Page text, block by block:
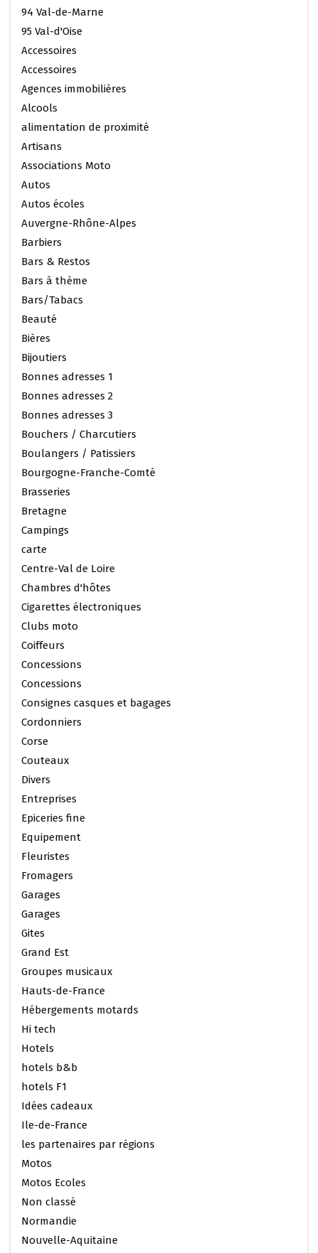
94 Val-de-Marne
95 Val-d'Oise
Accessoires
Accessoires
Agences immobilières
Alcools
alimentation de proximité
Artisans
Associations Moto
Autos
Autos écoles
Auvergne-Rhône-Alpes
Barbiers
Bars & Restos
Bars à thème
Bars/Tabacs
Beauté
Bières
Bijoutiers
Bonnes adresses 1
Bonnes adresses 2
Bonnes adresses 3
Bouchers / Charcutiers
Boulangers / Patissiers
Bourgogne-Franche-Comté
Brasseries
Bretagne
Campings
carte
Centre-Val de Loire
Chambres d'hôtes
Cigarettes électroniques
Clubs moto
Coiffeurs
Concessions
Concessions
Consignes casques et bagages
Cordonniers
Corse
Couteaux
Divers
Entreprises
Epiceries fine
Equipement
Fleuristes
Fromagers
Garages
Garages
Gites
Grand Est
Groupes musicaux
Hauts-de-France
Hébergements motards
Hi tech
Hotels
hotels b&b
hotels F1
Idées cadeaux
Ile-de-France
les partenaires par régions
Motos
Motos Ecoles
Non classé
Normandie
Nouvelle-Aquitaine